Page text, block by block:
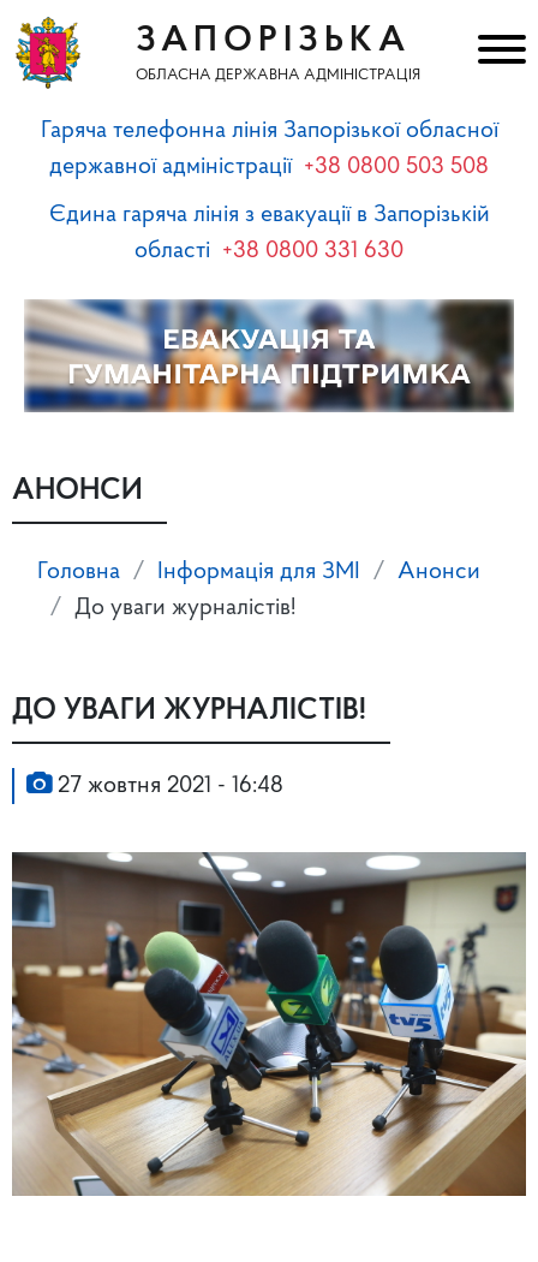
ЗАПОРІЗЬКА
ОБЛАСНА ДЕРЖАВНА АДМІНІСТРАЦІЯ
Гаряча телефонна лінія Запорізької обласної
державної адміністрації +38 0800 503 508
Єдина гаряча лінія з евакуації в Запорізькій
області +38 0800 331 630
АНОНСИ
Головна Інформація для ЗМІ
Анонси
До уваги журналістів!
ДО УВАГИ ЖУРНАЛІСТІВ!
27 жовтня 2021 - 16:48